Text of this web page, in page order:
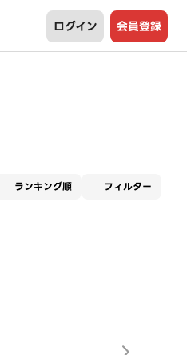
ログイン 会員登録
ランキング順 フィルター